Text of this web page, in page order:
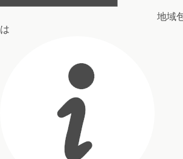
地域
は